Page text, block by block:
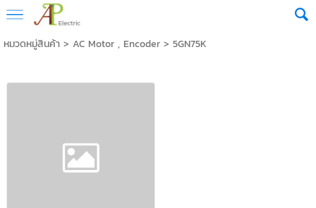
หมวดหมู่สินค้า> AC Motor , Encoder> 5GN75K